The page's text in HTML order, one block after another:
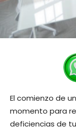
El comienzo de
momento para
deficiencias de